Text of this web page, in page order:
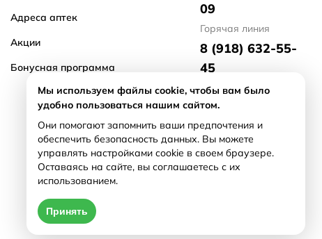
Адреса аптек
Акции
Бонусная программа
09
Горячая линия
8 (918) 632-55-
45
отдел маркетинга
8 (918) 476-21-
71
арендодателям/
продавцам бизнеса
Мы используем файлы cookie, чтобы вам было
удобно пользоваться нашим сайтом.
Они помогают запомнить ваши предпочтения и
обеспечить безопасность данных. Вы можете
управлять настройками cookie в своем браузере.
Оставаясь на сайте, вы соглашаетесь с их
использованием.
Принять